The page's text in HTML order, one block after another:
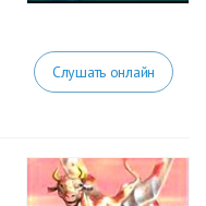
Слушать онлайн